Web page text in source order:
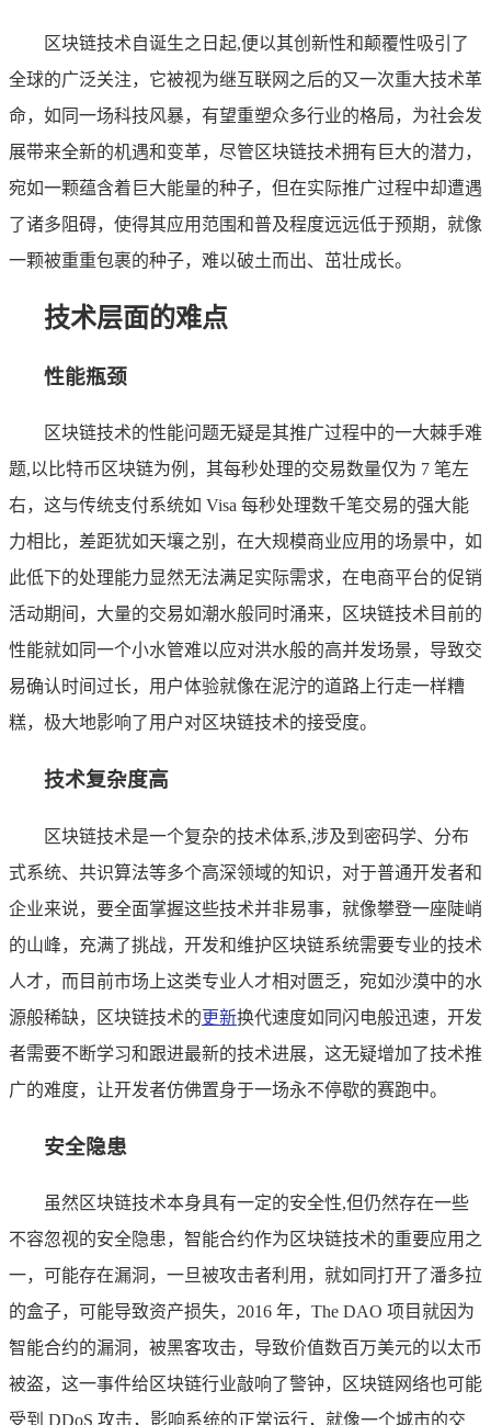
区块链技术自诞生之日起,便以其创新性和颠覆性吸引了
全球的广泛关注，它被视为继互联网之后的又一次重大技术革
命，如同一场科技风暴，有望重塑众多行业的格局，为社会发
展带来全新的机遇和变革，尽管区块链技术拥有巨大的潜力，
宛如一颗蕴含着巨大能量的种子，但在实际推广过程中却遭遇
了诸多阻碍，使得其应用范围和普及程度远远低于预期，就像
一颗被重重包裹的种子，难以破土而出、茁壮成长。
技术层面的难点
性能瓶颈
区块链技术的性能问题无疑是其推广过程中的一大棘手难
题,以比特币区块链为例，其每秒处理的交易数量仅为 7 笔左
右，这与传统支付系统如 Visa 每秒处理数千笔交易的强大能
力相比，差距犹如天壤之别，在大规模商业应用的场景中，如
此低下的处理能力显然无法满足实际需求，在电商平台的促销
活动期间，大量的交易如潮水般同时涌来，区块链技术目前的
性能就如同一个小水管难以应对洪水般的高并发场景，导致交
易确认时间过长，用户体验就像在泥泞的道路上行走一样糟
糕，极大地影响了用户对区块链技术的接受度。
技术复杂度高
区块链技术是一个复杂的技术体系,涉及到密码学、分布
式系统、共识算法等多个高深领域的知识，对于普通开发者和
企业来说，要全面掌握这些技术并非易事，就像攀登一座陡峭
的山峰，充满了挑战，开发和维护区块链系统需要专业的技术
人才，而目前市场上这类专业人才相对匮乏，宛如沙漠中的水
源般稀缺，区块链技术的更新换代速度如同闪电般迅速，开发
者需要不断学习和跟进最新的技术进展，这无疑增加了技术推
广的难度，让开发者仿佛置身于一场永不停歇的赛跑中。
安全隐患
虽然区块链技术本身具有一定的安全性,但仍然存在一些
不容忽视的安全隐患，智能合约作为区块链技术的重要应用之
一，可能存在漏洞，一旦被攻击者利用，就如同打开了潘多拉
的盒子，可能导致资产损失，2016 年，The DAO 项目就因为
智能合约的漏洞，被黑客攻击，导致价值数百万美元的以太币
被盗，这一事件给区块链行业敲响了警钟，区块链网络也可能
受到 DDoS 攻击，影响系统的正常运行，就像一个城市的交